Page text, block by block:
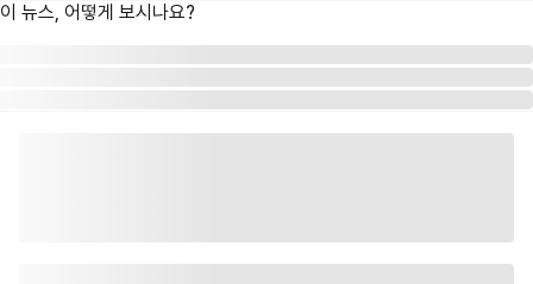
이 뉴스, 어떻게 보시나요?